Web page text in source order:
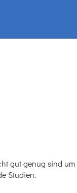
gut genug sind
Studien.